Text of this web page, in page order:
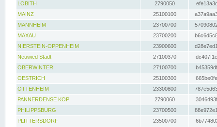
LOBITH
2790050
MAINZ
25100100
MANNHEIM
23700700
MAXAU
23700200
NIERSTEIN-OPPENHEIM
23900600
Neuwied Stadt
27100370
OBERWINTER
27100700
OESTRICH
25100300
OTTENHEIM
23300800
PANNERDENSE KOP
2790060
PHILIPPSBURG
23700500
PLITTERSDORF
23500700